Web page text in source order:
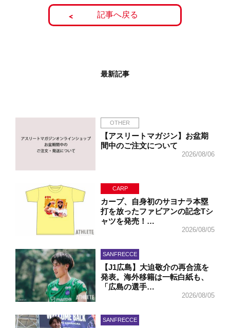
記事へ戻る
最新記事
OTHER
【アスリートマガジン】お盆期
間中のご注文について
2026/08/06
CARP
カープ、自身初のサヨナラ本塁
打を放ったファビアンの記念Tシ
ャツを発売！…
2026/08/05
SANFRECCE
【J1広島】大迫敬介の再合流を
発表。海外移籍は一転白紙も、
「広島の選手…
2026/08/05
SANFRECCE